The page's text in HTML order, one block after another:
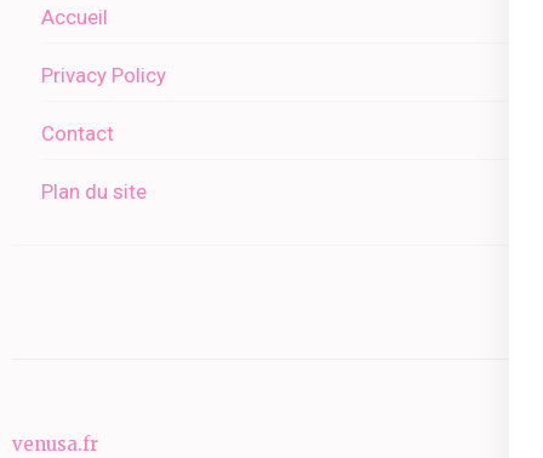
Accueil
Privacy Policy
Contact
Plan du site
venusa.fr